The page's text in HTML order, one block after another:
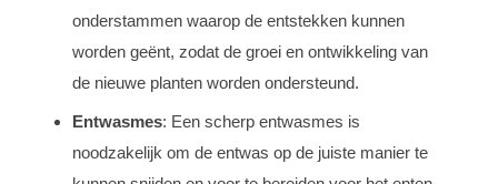
onderstammen waarop de entstekken kunnen
worden geënt, zodat de groei en ontwikkeling van
de nieuwe planten worden ondersteund.
Entwasmes: Een scherp entwasmes is
noodzakelijk om de entwas op de juiste manier te